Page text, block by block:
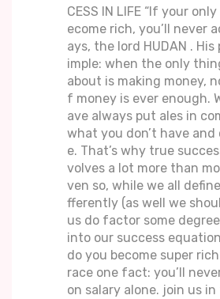
CESS IN LIFE “If your
ecome rich, you’ll never
ays, the lord HUDAN .
imple: when the only
about is making money,
f money is ever enough.
ave always put ales in
what you don’t have and
e. That’s why true
volves a lot more than
ven so, while we all
fferently (as well we
us do factor some
into our success
do you become super
race one fact: you’ll
on salary alone. join us